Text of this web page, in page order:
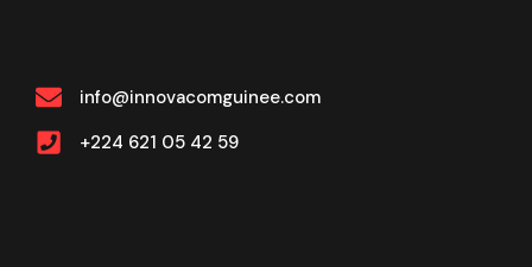
info@innovacomguinee.com
+224 621 05 42 59